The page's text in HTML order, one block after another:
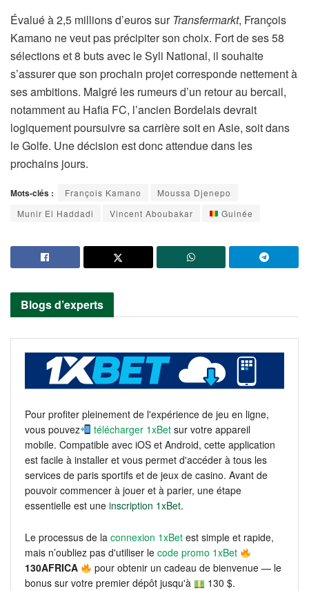
Évalué à 2,5 millions d’euros sur Transfermarkt, François
Kamano ne veut pas précipiter son choix. Fort de ses 58
sélections et 8 buts avec le Syli National, il souhaite
s’assurer que son prochain projet corresponde nettement à
ses ambitions. Malgré les rumeurs d’un retour au bercail,
notamment au Hafia FC, l’ancien Bordelais devrait
logiquement poursuivre sa carrière soit en Asie, soit dans
le Golfe. Une décision est donc attendue dans les
prochains jours.
Mots-clés : François Kamano
Moussa Djenepo
Munir El Haddadi
Vincent Aboubakar Guinée
Blogs d’experts
Pour profiter pleinement de l'expérience de jeu en ligne,
vous pouvez
télécharger 1xBet sur votre appareil
mobile. Compatible avec iOS et Android, cette application
est facile à installer et vous permet d'accéder à tous les
services de paris sportifs et de jeux de casino. Avant de
pouvoir commencer à jouer et à parier, une étape
essentielle est une inscription 1xBet.
Le processus de la connexion 1xBet est simple et rapide,
mais n’oubliez pas d'utiliser le code promo 1xBet
130AFRICA
pour obtenir un cadeau de bienvenue — le
bonus sur votre premier dépôt jusqu'à
130 $.